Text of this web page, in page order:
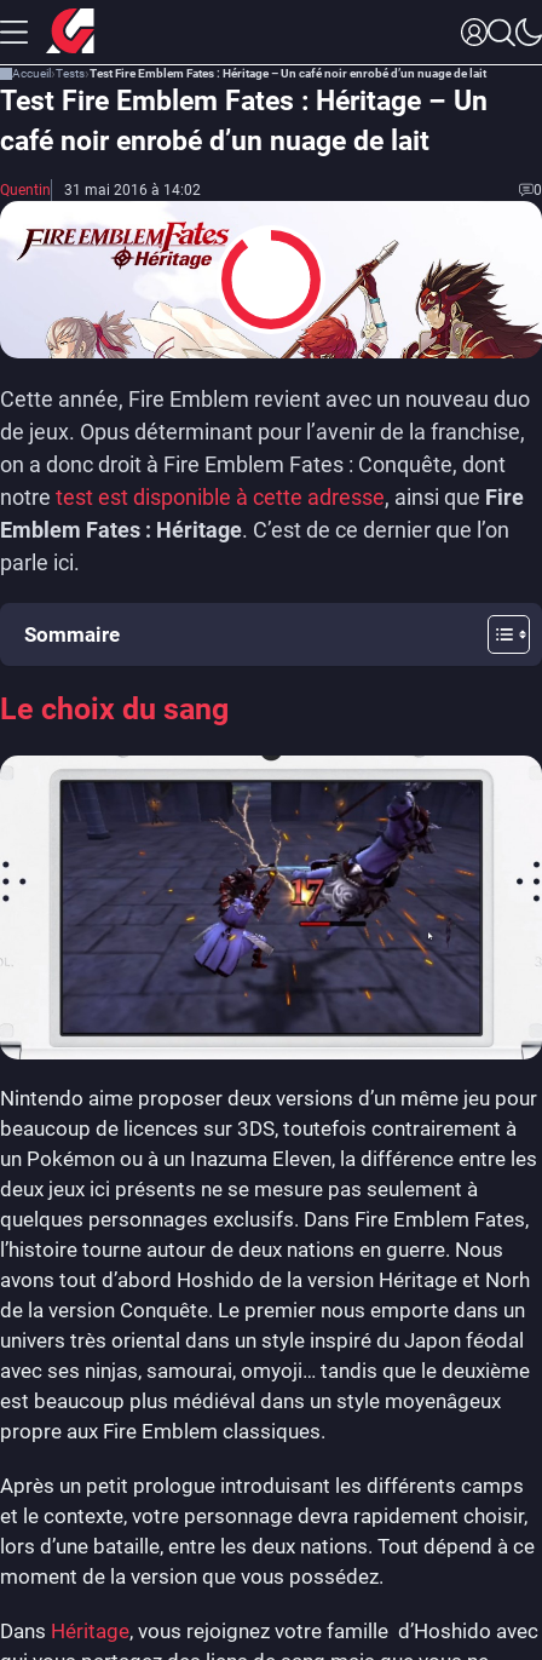
Accueil Tests Test Fire Emblem Fates : Héritage – Un café noir enrobé d’un nuage de lait
Test Fire Emblem Fates : Héritage – Un
café noir enrobé d’un nuage de lait
Quentin 31 mai 2016 à 14:02 0
9
Cette année, Fire Emblem revient avec un nouveau duo
de jeux. Opus déterminant pour l’avenir de la franchise,
on a donc droit à Fire Emblem Fates : Conquête, dont
notre test est disponible à cette adresse, ainsi que Fire
Emblem Fates : Héritage. C’est de ce dernier que l’on
parle ici.
Sommaire
Le choix du sang
Nintendo aime proposer deux versions d’un même jeu pour
beaucoup de licences sur 3DS, toutefois contrairement à
un Pokémon ou à un Inazuma Eleven, la différence entre les
deux jeux ici présents ne se mesure pas seulement à
quelques personnages exclusifs. Dans Fire Emblem Fates,
l’histoire tourne autour de deux nations en guerre. Nous
avons tout d’abord Hoshido de la version Héritage et Norh
de la version Conquête. Le premier nous emporte dans un
univers très oriental dans un style inspiré du Japon féodal
avec ses ninjas, samourai, omyoji… tandis que le deuxième
est beaucoup plus médiéval dans un style moyenâgeux
propre aux Fire Emblem classiques.
Après un petit prologue introduisant les différents camps
et le contexte, votre personnage devra rapidement choisir,
lors d’une bataille, entre les deux nations. Tout dépend à ce
moment de la version que vous possédez.
Dans Héritage, vous rejoignez votre famille d’Hoshido avec